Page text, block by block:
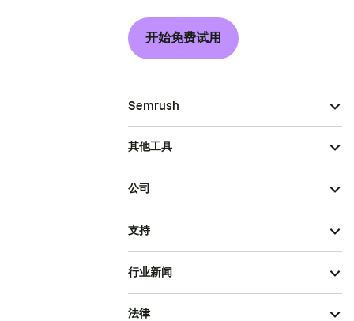
开始免费试用
Semrush
其他工具
公司
支持
行业新闻
法律